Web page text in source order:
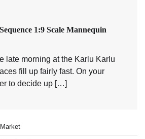
1:9 Scale Mannequin
late morning at the Karlu Karlu
fill up fairly fast. On your
to decide up […]